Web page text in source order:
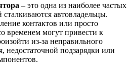
– это одна из наиболее частых
сталкиваются автовладельцы.
контактов или просто
временем могут привести к
из-за неправильного
недостаточной подзарядки или